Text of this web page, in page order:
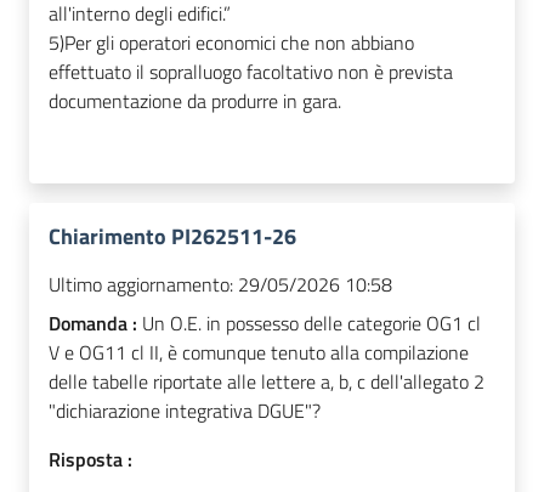
all'interno degli edifici.”
5)Per gli operatori economici che non abbiano
effettuato il sopralluogo facoltativo non è prevista
documentazione da produrre in gara.
Chiarimento PI262511-26
Ultimo aggiornamento: 29/05/2026 10:58
Domanda : Un O.E. in possesso delle categorie OG1 cl
V e OG11 cl II, è comunque tenuto alla compilazione
delle tabelle riportate alle lettere a, b, c dell'allegato 2
"dichiarazione integrativa DGUE"?
Risposta :